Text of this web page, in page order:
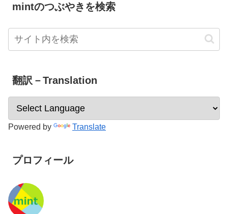
mintのつぶやきを検索
翻訳－Translation
Powered by Translate
プロフィール